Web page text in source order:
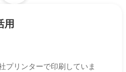
用
プリンターで印刷していま